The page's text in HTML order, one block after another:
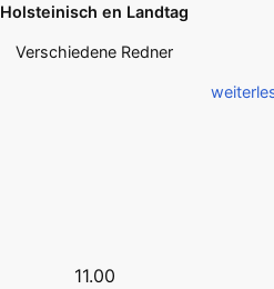
Holsteinisch en Landtag
Verschiedene Redner
11.00